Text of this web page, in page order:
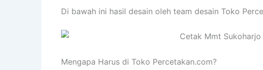
Di bawah ini hasil desain oleh team desain Toko
Mengapa Harus di Toko Percetakan.com?